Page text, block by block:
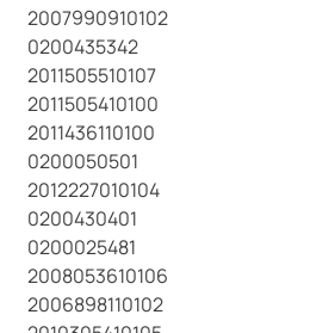
2007990910102
0200435342
2011505510107
2011505410100
2011436110100
0200050501
2012227010104
0200430401
0200025481
2008053610106
2006898110102